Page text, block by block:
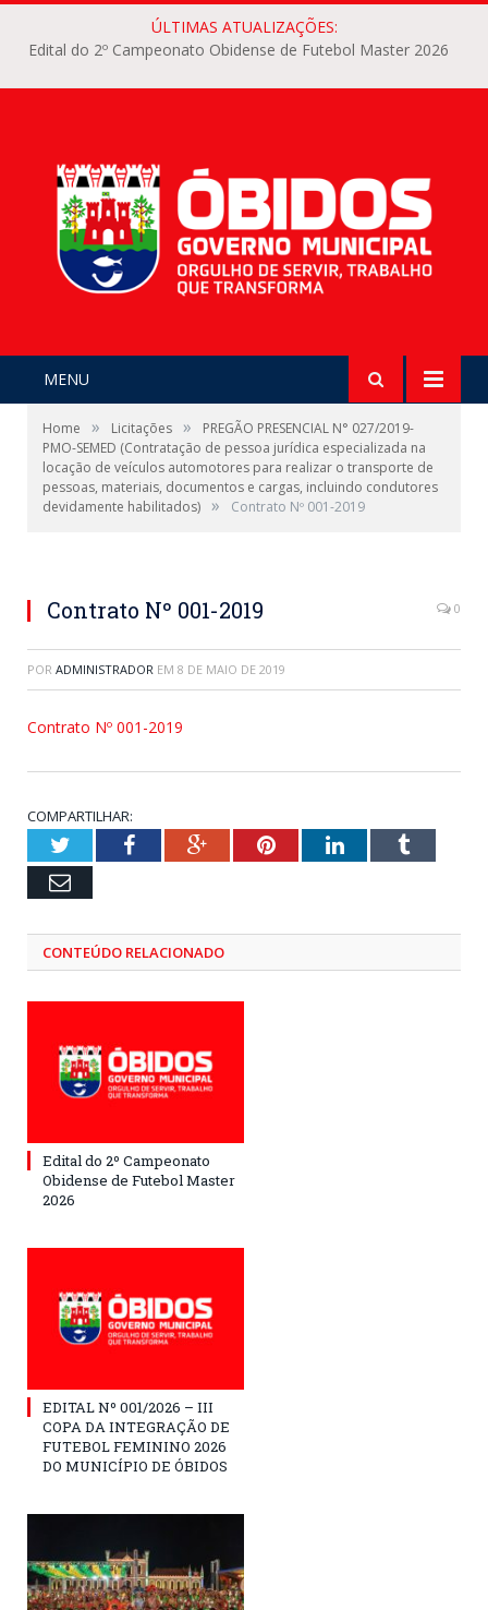
ÚLTIMAS ATUALIZAÇÕES:
Edital do 2º Campeonato Obidense de Futebol Master 2026
MENU
Home » Licitações »
PREGÃO PRESENCIAL N° 027/2019-
PMO-SEMED (Contratação de pessoa jurídica especializada na
locação de veículos automotores para realizar o transporte de
pessoas, materiais, documentos e cargas, incluindo condutores
devidamente habilitados) » Contrato Nº 001-2019
Contrato Nº 001-2019 0
POR ADMINISTRADOR EM 8 DE MAIO DE 2019
Contrato Nº 001-2019
COMPARTILHAR:
TwitterFacebookGoogle+PinterestLinkedInTumblr
Email
CONTEÚDO RELACIONADO
Edital do 2º Campeonato
Obidense de Futebol Master
2026
EDITAL Nº 001/2026 – III
COPA DA INTEGRAÇÃO DE
FUTEBOL FEMININO 2026
DO MUNICÍPIO DE ÓBIDOS